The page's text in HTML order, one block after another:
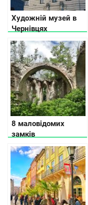
Художній музей в
Чернівцях
8 маловідомих
замків
Тернопільської
області